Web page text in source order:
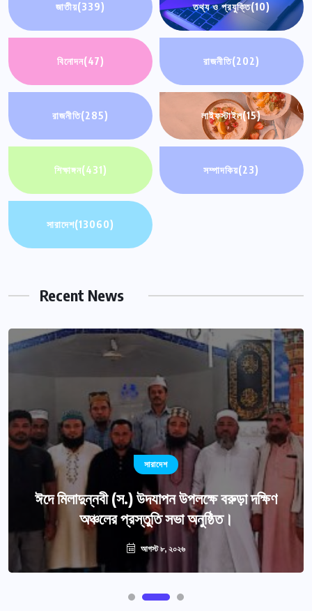
জাতীয়(339) তথ্য ও প্রযুক্তি(10)
বিনোদন(47) রাজনীতি(202)
রাজনীতি(285) লাইফস্টাইল(15)
শিক্ষাঙ্গন(431) সম্পাদকিয়(23)
সারাদেশ(13060)
Recent News
সারাদেশ
ঈদে মিলাদুন্নবী (স.) উদযাপন উপলক্ষে বরুড়া দক্ষিণ
অঞ্চলের প্রস্তুতি সভা অনুষ্ঠিত।
আগস্ট ৮, ২০২৬